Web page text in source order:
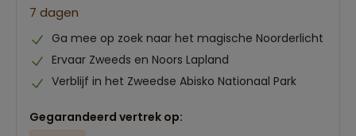
7 dagen
Ga mee op zoek naar het magische Noorderlicht
Ervaar Zweeds en Noors Lapland
Verblijf in het Zweedse Abisko Nationaal Park
Gegarandeerd vertrek op: